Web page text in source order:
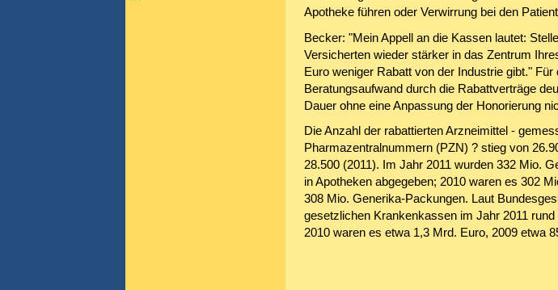
Apotheke führen oder Verwirrung bei den
Becker: "Mein Appell an die Kassen lautet:
Versicherten wieder stärker in das Zentrum
Euro weniger Rabatt von der Industrie gibt."
Beratungsaufwand durch die Rabattverträge
Dauer ohne eine Anpassung der Honorierung
Die Anzahl der rabattierten Arzneimittel -
Pharmazentralnummern (PZN) ? stieg von
28.500 (2011). Im Jahr 2011 wurden 332 Mio.
in Apotheken abgegeben; 2010 waren es 302
308 Mio. Generika-Packungen. Laut
gesetzlichen Krankenkassen im Jahr 2011
2010 waren es etwa 1,3 Mrd. Euro, 2009 etwa